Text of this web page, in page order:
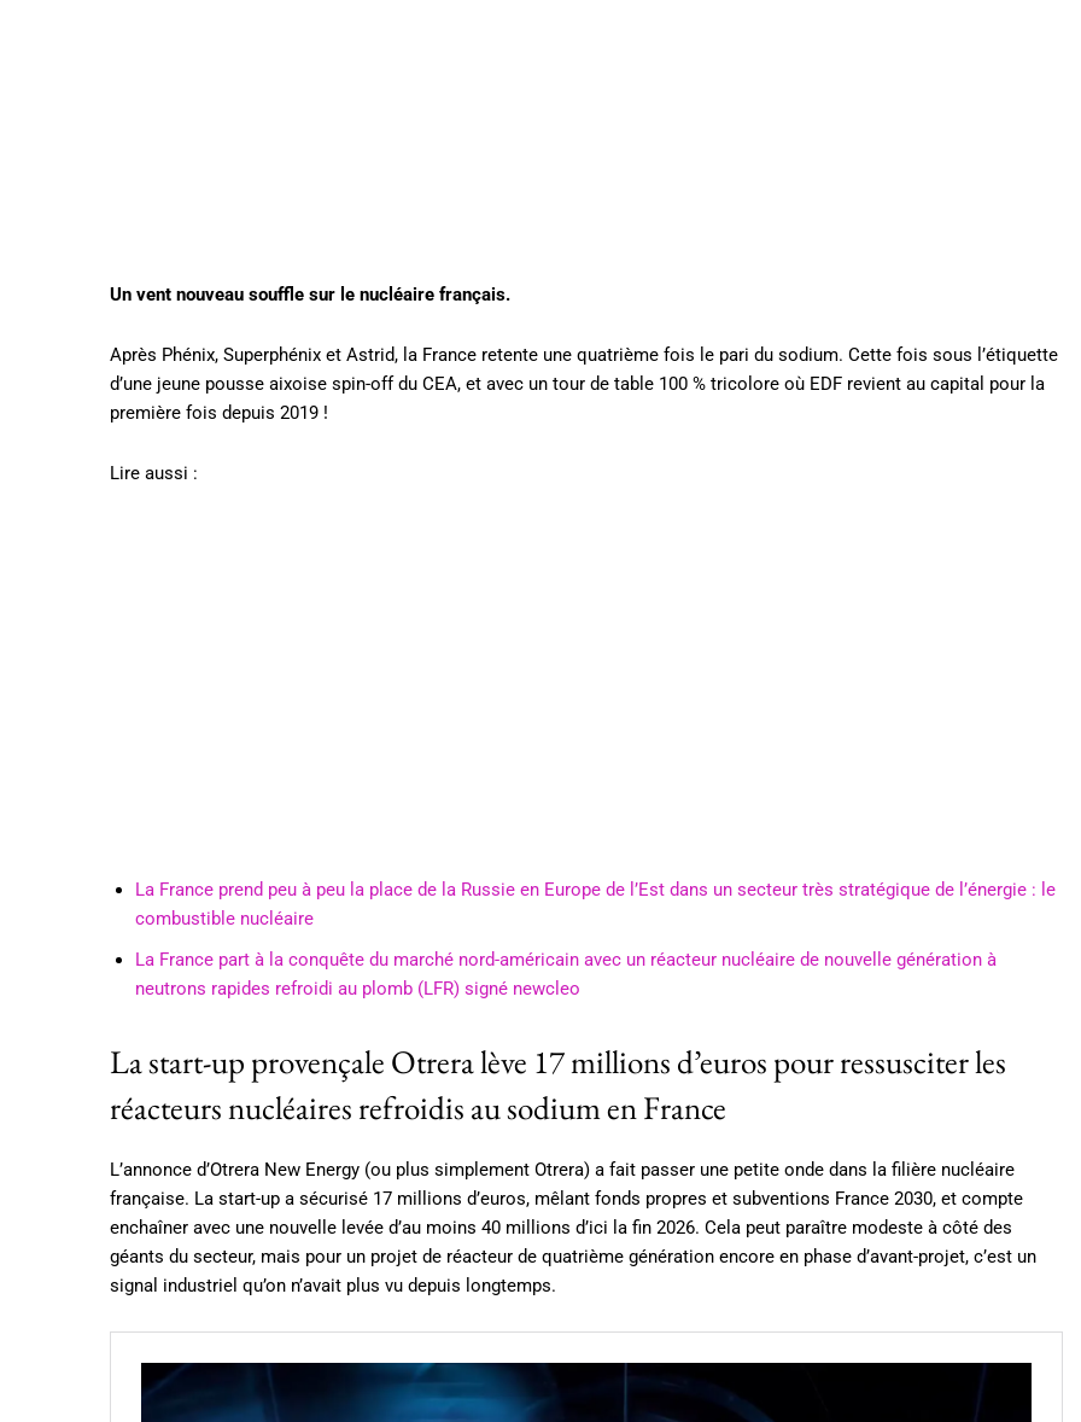
Un vent nouveau souffle sur le nucléaire français.
Après Phénix, Superphénix et Astrid, la France retente une quatrième fois le pari du sodium. Cette fois sous l’étiquette
d’une jeune pousse aixoise spin-off du CEA, et avec un tour de table 100 % tricolore où EDF revient au capital pour la
première fois depuis 2019 !
Lire aussi :
La France prend peu à peu la place de la Russie en Europe de l’Est dans un secteur très stratégique de l’énergie : le
combustible nucléaire
La France part à la conquête du marché nord-américain avec un réacteur nucléaire de nouvelle génération à
neutrons rapides refroidi au plomb (LFR) signé newcleo
La start-up provençale Otrera lève 17 millions d’euros pour ressusciter les
réacteurs nucléaires refroidis au sodium en France
L’annonce d’Otrera New Energy (ou plus simplement Otrera) a fait passer une petite onde dans la filière nucléaire
française. La start-up a sécurisé 17 millions d’euros, mêlant fonds propres et subventions France 2030, et compte
enchaîner avec une nouvelle levée d’au moins 40 millions d’ici la fin 2026. Cela peut paraître modeste à côté des
géants du secteur, mais pour un projet de réacteur de quatrième génération encore en phase d’avant-projet, c’est un
signal industriel qu’on n’avait plus vu depuis longtemps.